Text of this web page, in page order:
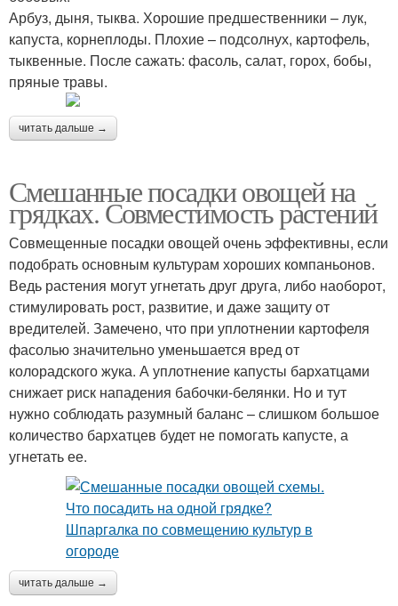
Арбуз, дыня, тыква. Хорошие предшественники – лук,
капуста, корнеплоды. Плохие – подсолнух, картофель,
тыквенные. После сажать: фасоль, салат, горох, бобы,
пряные травы.
читать дальше →
Смешанные посадки овощей на
грядках. Совместимость растений
Совмещенные посадки овощей очень эффективны, если
подобрать основным культурам хороших компаньонов.
Ведь растения могут угнетать друг друга, либо наоборот,
стимулировать рост, развитие, и даже защиту от
вредителей. Замечено, что при уплотнении картофеля
фасолью значительно уменьшается вред от
колорадского жука. А уплотнение капусты бархатцами
снижает риск нападения бабочки-белянки. Но и тут
нужно соблюдать разумный баланс – слишком большое
количество бархатцев будет не помогать капусте, а
угнетать ее.
читать дальше →